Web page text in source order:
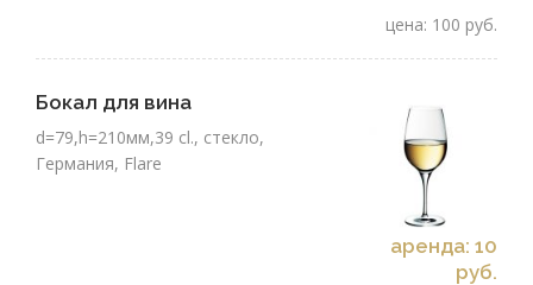
цена: 100 руб.
Бокал для вина
d=79,h=210мм,39 cl., стекло,
Германия, Flare
аренда: 10
руб.